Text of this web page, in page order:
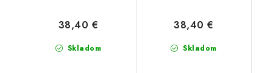
Skladom
38,40 €
Skladom
38,40 €